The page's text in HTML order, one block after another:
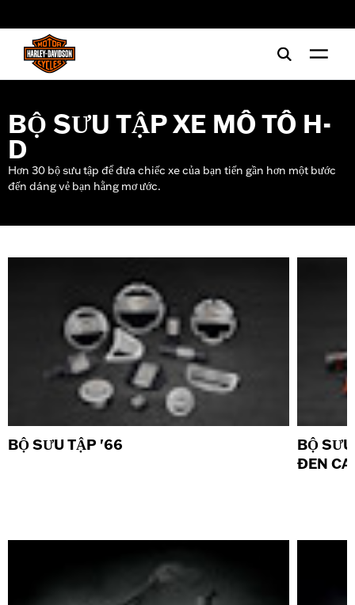
BỘ SƯU TẬP XE MÔ TÔ H-
D
Hơn 30 bộ sưu tập để đưa chiếc xe của bạn tiến gần hơn một bước
đến dáng vẻ bạn hằng mơ ước.
BỘ SƯU TẬP '66
BỘ
ĐEN